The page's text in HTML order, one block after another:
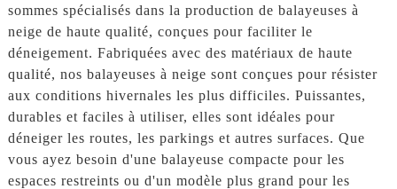
sommes spécialisés dans la production de balayeuses à
neige de haute qualité, conçues pour faciliter le
déneigement. Fabriquées avec des matériaux de haute
qualité, nos balayeuses à neige sont conçues pour résister
aux conditions hivernales les plus difficiles. Puissantes,
durables et faciles à utiliser, elles sont idéales pour
déneiger les routes, les parkings et autres surfaces. Que
vous ayez besoin d'une balayeuse compacte pour les
espaces restreints ou d'un modèle plus grand pour les